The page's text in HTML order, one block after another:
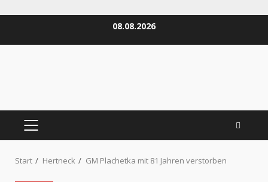
08.08.2026
PRIMÄRES
Start Hertneck GM Plachetka mit 81 Jahren verstorben